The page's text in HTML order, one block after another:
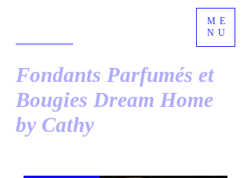
ME
NU
Fondants Parfumés et
Bougies Dream Home
by Cathy